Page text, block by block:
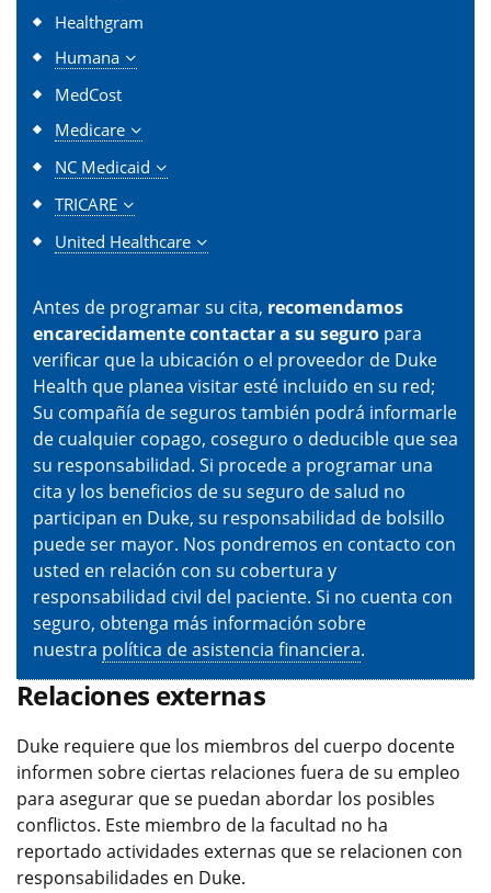
Healthgram
Humana
MedCost
Medicare
NC Medicaid
TRICARE
United Healthcare
Antes de programar su cita, recomendamos
encarecidamente contactar a su seguro para
verificar que la ubicación o el proveedor de Duke
Health que planea visitar esté incluido en su red;
Su compañía de seguros también podrá informarle
de cualquier copago, coseguro o deducible que sea
su responsabilidad. Si procede a programar una
cita y los beneficios de su seguro de salud no
participan en Duke, su responsabilidad de bolsillo
puede ser mayor. Nos pondremos en contacto con
usted en relación con su cobertura y
responsabilidad civil del paciente. Si no cuenta con
seguro, obtenga más información sobre
nuestra política de asistencia financiera.
Relaciones externas
Duke requiere que los miembros del cuerpo docente
informen sobre ciertas relaciones fuera de su empleo
para asegurar que se puedan abordar los posibles
conflictos. Este miembro de la facultad no ha
reportado actividades externas que se relacionen con
responsabilidades en Duke.